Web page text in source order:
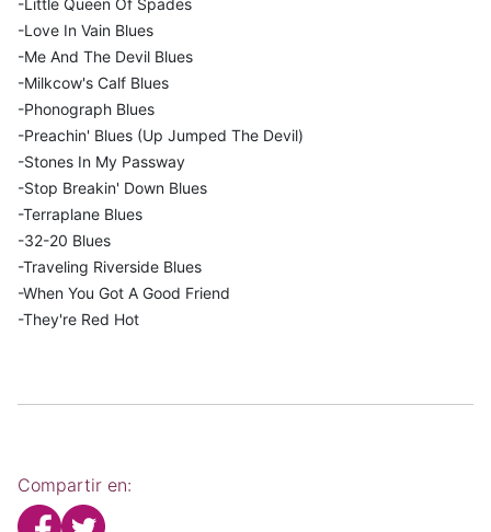
-Little Queen Of Spades
-Love In Vain Blues
-Me And The Devil Blues
-Milkcow's Calf Blues
-Phonograph Blues
-Preachin' Blues (Up Jumped The Devil)
-Stones In My Passway
-Stop Breakin' Down Blues
-Terraplane Blues
-32-20 Blues
-Traveling Riverside Blues
-When You Got A Good Friend
-They're Red Hot
Compartir en: